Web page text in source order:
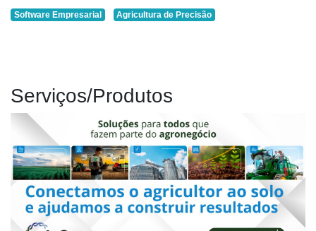
e
Análise
Informatização
Agricultura
Software
Empresarial
Tecnologia
para
Software Empresarial Agricultura de Precisão
Serviços/Produtos